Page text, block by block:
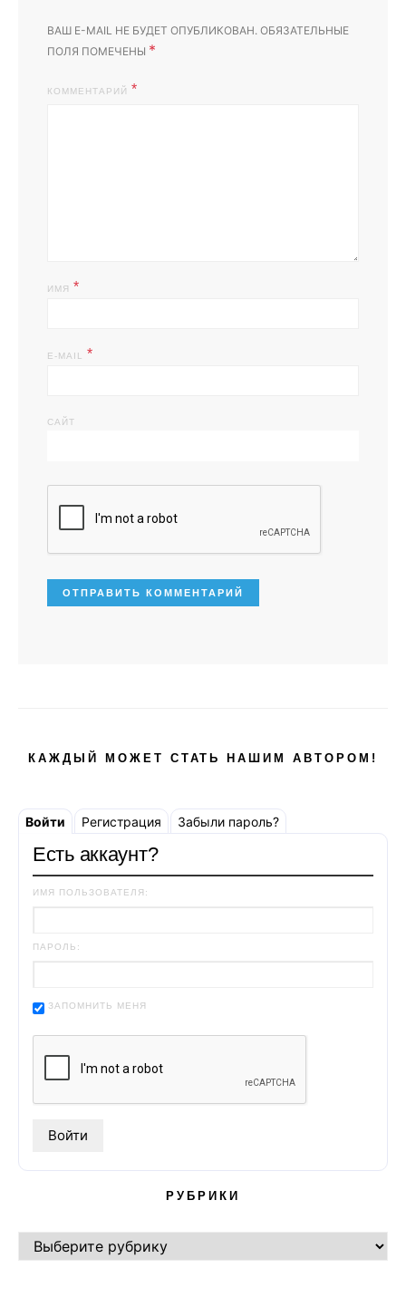
ВАШ E-MAIL НЕ БУДЕТ ОПУБЛИКОВАН. ОБЯЗАТЕЛЬНЫЕ
ПОЛЯ ПОМЕЧЕНЫ *
КОММЕНТАРИЙ
ИМЯ *
E-MAIL *
САЙТ
КАЖДЫЙ МОЖЕТ СТАТЬ НАШИМ АВТОРОМ!
Войти Регистрация Забыли пароль?
Есть аккаунт?
ИМЯ ПОЛЬЗОВАТЕЛЯ:
ПАРОЛЬ:
ЗАПОМНИТЬ МЕНЯ
РУБРИКИ